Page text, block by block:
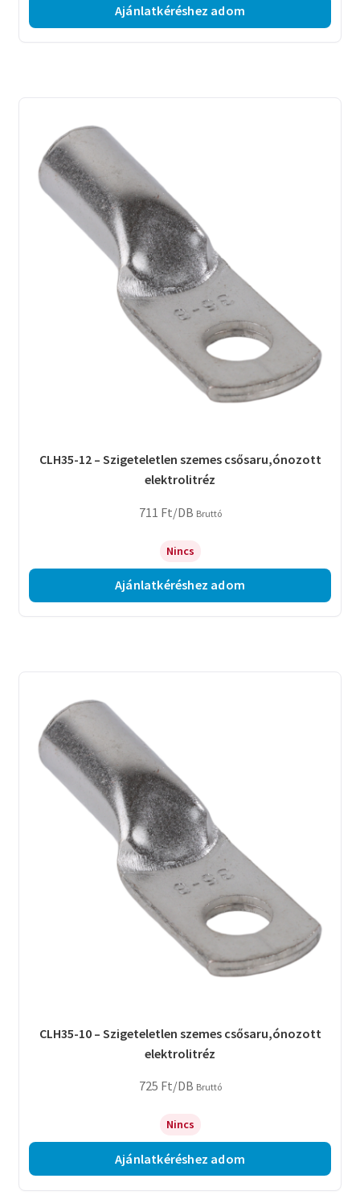
Ajánlatkéréshez adom
CLH35-12 – Szigeteletlen szemes csősaru,ónozott
elektrolitréz
711 Ft/DB Bruttó
Nincs
Ajánlatkéréshez adom
CLH35-10 – Szigeteletlen szemes csősaru,ónozott
elektrolitréz
725 Ft/DB Bruttó
Nincs
Ajánlatkéréshez adom